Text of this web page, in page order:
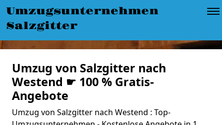
Umzugsunternehmen
Salzgitter
Umzug von Salzgitter nach
Westend ☛ 100 % Gratis-
Angebote
Umzug von Salzgitter nach Westend : Top-